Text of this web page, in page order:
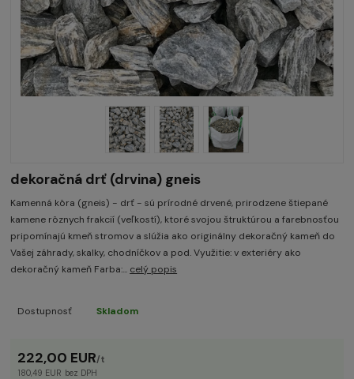
dekoračná drť (drvina) gneis
Kamenná kôra (gneis) - drť - sú prírodné drvené, prirodzene štiepané
kamene rôznych frakcií (veľkostí), ktoré svojou štruktúrou a farebnosťou
pripomínajú kmeň stromov a slúžia ako originálny dekoračný kameň do
Vašej záhrady, skalky, chodníčkov a pod. Využitie: v exteriéry ako
dekoračný kameň Farba:... celý popis
Dostupnosť Skladom
222,00 EUR/t
180,49 EUR bez DPH